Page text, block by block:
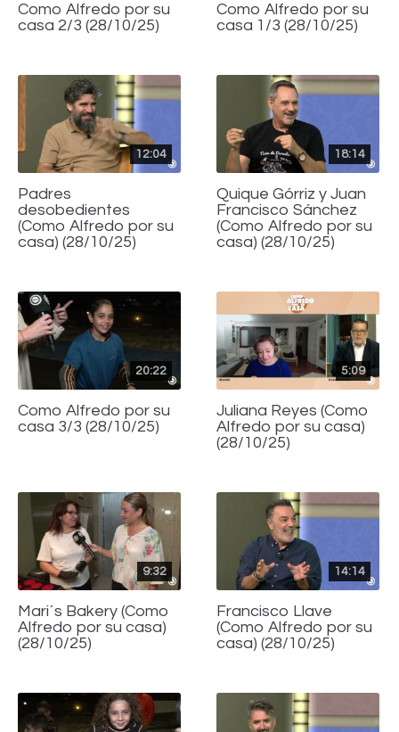
Como Alfredo por su
casa 2/3 (28/10/25)
Como Alfredo por su
casa 1/3 (28/10/25)
12:04
Padres
desobedientes
(Como Alfredo por su
casa) (28/10/25)
18:14
Quique Górriz y Juan
Francisco Sánchez
(Como Alfredo por su
casa) (28/10/25)
20:22
Como Alfredo por su
casa 3/3 (28/10/25)
5:09
Juliana Reyes (Como
Alfredo por su casa)
(28/10/25)
9:32
Mari´s Bakery (Como
Alfredo por su casa)
(28/10/25)
14:14
Francisco Llave
(Como Alfredo por su
casa) (28/10/25)